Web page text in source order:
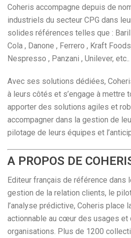
Coheris accompagne depuis de
industriels du secteur CPG dans
solides références telles que :
Cola , Danone , Ferrero , Kraft
Nespresso , Panzani , Unilever, etc..
Avec ses solutions dédiées,
à leurs côtés et s’engage à mettre
apporter des solutions agiles et
accompagner dans la gestion de
pilotage de leurs équipes et
A PROPOS DE
Editeur français de référence dans
gestion de la relation clients, le
l’analyse prédictive, Coheris place
actionnable au cœur des usages
organisations. Plus de 1200